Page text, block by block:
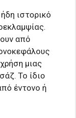
ιστορικό
από
μιας
Το ίδιο
έντονο ή